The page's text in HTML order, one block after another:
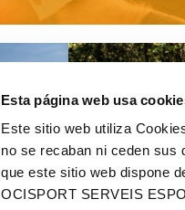
Esta página web usa
Este sitio web utiliza
no se recaban ni ceden sus
que este sitio web dispone
OCISPORT SERVEIS